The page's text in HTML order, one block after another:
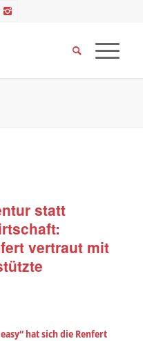
statt
vertraut mit
hat sich die Renfert